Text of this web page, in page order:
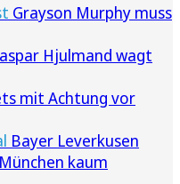
Grayson Murphy muss
Hjulmand wagt
mit Achtung vor
Bayer Leverkusen
kaum